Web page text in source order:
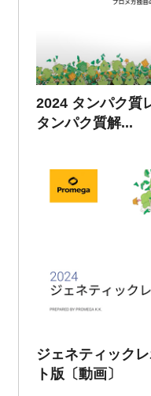
2024 タンパク質
タンパク質解...
ジェネティック
ト版〔動画〕